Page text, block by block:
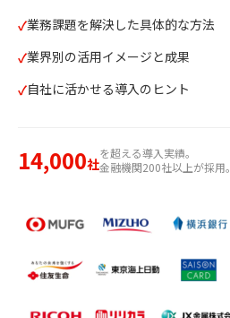
業務課題を解決した具体的な方法
業界別の活用イメージと成果
自社に活かせる導入のヒント
14,000社
を超える導入実績。
金融機関200社以上が採用。